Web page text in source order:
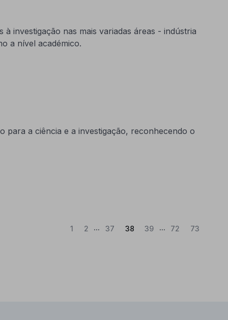
investigação nas mais variadas áreas - indústria
a nível académico.
para a ciência e a investigação, reconhecendo o
1 2 ... 37 38(Atual)
39 ... 72 73